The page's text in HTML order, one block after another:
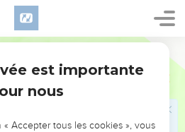
L’ÉVÉNEMENT
est importante
nous
Accepter tous les cookies », vous